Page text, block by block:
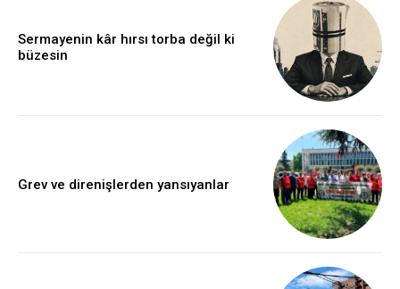
Sermayenin kâr hırsı torba değil ki
büzesin
Grev ve direnişlerden yansıyanlar